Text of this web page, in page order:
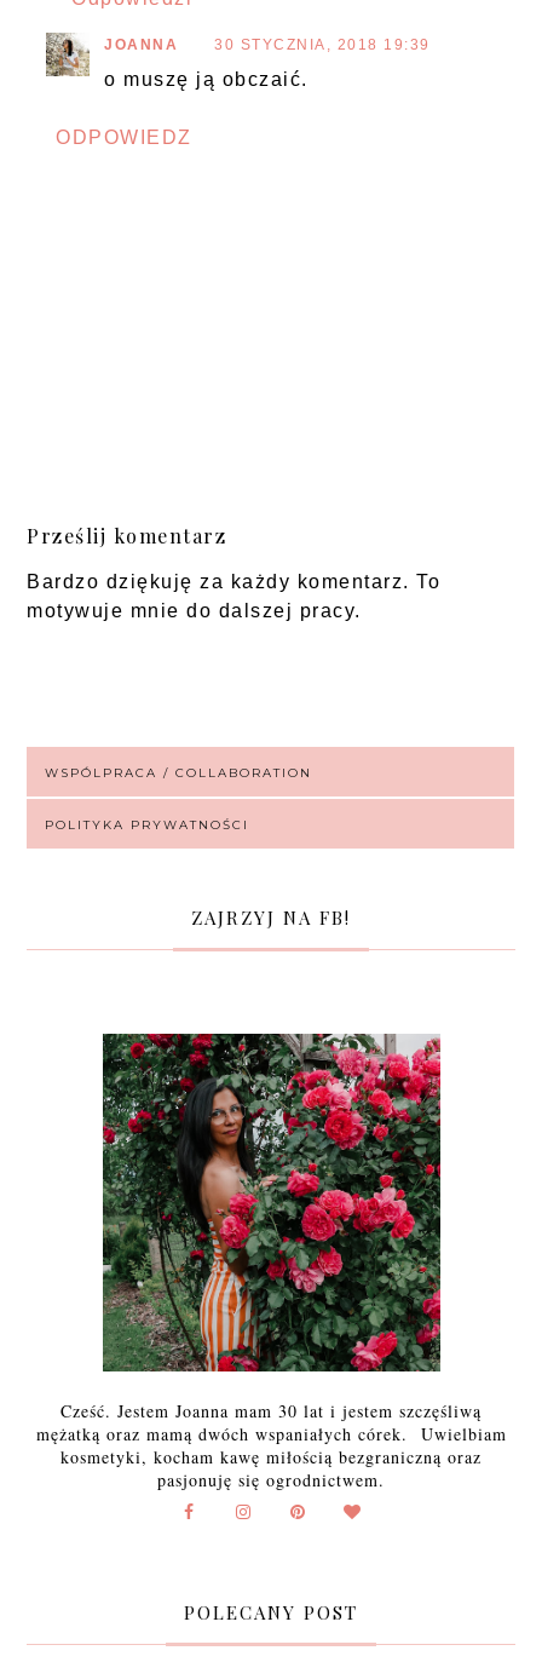
JOANNA 30 STYCZNIA, 2018 19:39
o muszę ją obczaić.
ODPOWIEDZ
Prześlij komentarz
Bardzo dziękuję za każdy komentarz. To
motywuje mnie do dalszej pracy.
WSPÓLPRACA / COLLABORATION
POLITYKA PRYWATNOŚCI
ZAJRZYJ NA FB!
Cześć. Jestem Joanna mam 30 lat i jestem szczęśliwą
mężatką oraz mamą dwóch wspaniałych córek. Uwielbiam
kosmetyki, kocham kawę miłością bezgraniczną oraz
pasjonuję się ogrodnictwem.
POLECANY POST